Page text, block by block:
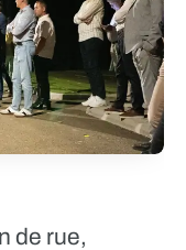
de rue,